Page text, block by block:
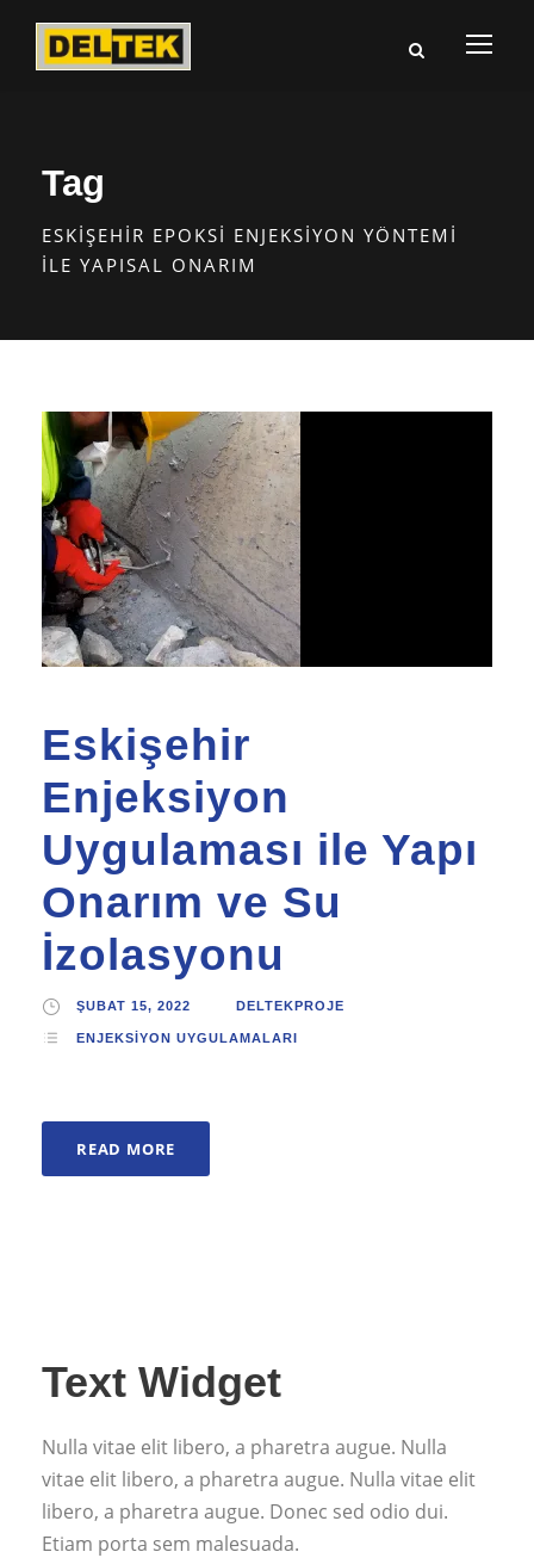
Tag
ESKIŞEHIR EPOKSI ENJEKSIYON YÖNTEMI
ILE YAPISAL ONARIM
Eskişehir
Enjeksiyon
Uygulaması ile Yapı
Onarım ve Su
İzolasyonu
ŞUBAT 15, 2022 DELTEKPROJE
ENJEKSIYON UYGULAMALARI
READ MORE
Text Widget
Nulla vitae elit libero, a pharetra augue. Nulla
vitae elit libero, a pharetra augue. Nulla vitae elit
libero, a pharetra augue. Donec sed odio dui.
Etiam porta sem malesuada.